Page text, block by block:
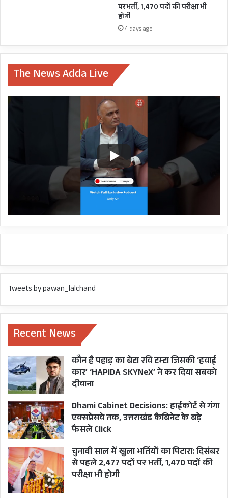
पर भर्ती, 1,470 पदों की परीक्षा भी
होगी
4 days ago
The News Adda Live
Tweets by pawan_lalchand
Recent News
कौन है पहाड़ का बेटा रवि टम्टा जिसकी ‘हवाई
कार’ ‘HAPIDA SKYNeX’ ने कर दिया सबको
दीवाना
Dhami Cabinet Decisions: हाईकोर्ट से गंगा
एक्सप्रेसवे तक, उत्तराखंड कैबिनेट के बड़े
फैसले Click
चुनावी साल में खुला भर्तियों का पिटारा: दिसंबर
से पहले 2,477 पदों पर भर्ती, 1,470 पदों की
परीक्षा भी होगी